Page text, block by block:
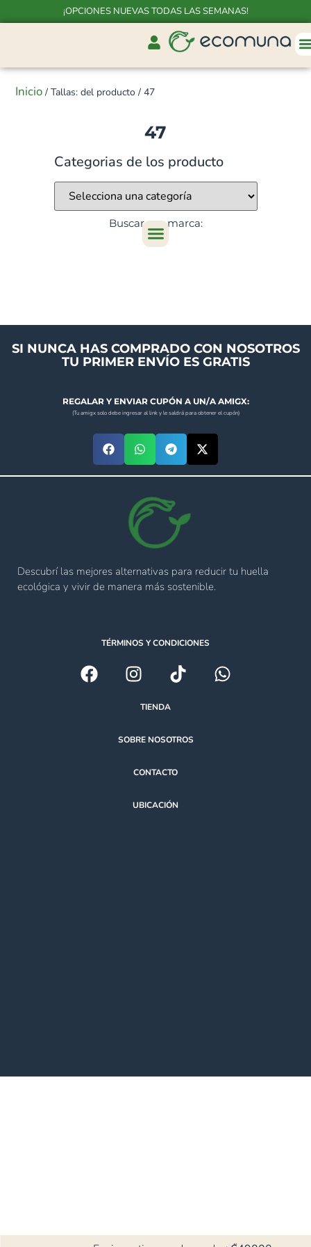
¡OPCIONES NUEVAS TODAS LAS SEMANAS!
Inicio / Tallas: del producto / 47
47
Categorias de los producto
Buscar por marca:
SI NUNCA HAS COMPRADO CON NOSOTROS
TU PRIMER ENVÍO ES GRATIS
REGALAR Y ENVIAR CUPÓN A UN/A AMIGX:
(Tu amigx solo debe ingresar al link y le saldrá para obtener el cupón)
Descubrí las mejores alternativas para reducir tu huella
ecológica y vivir de manera más sostenible.
TÉRMINOS Y CONDICIONES
TIENDA
SOBRE NOSOTROS
CONTACTO
UBICACIÓN